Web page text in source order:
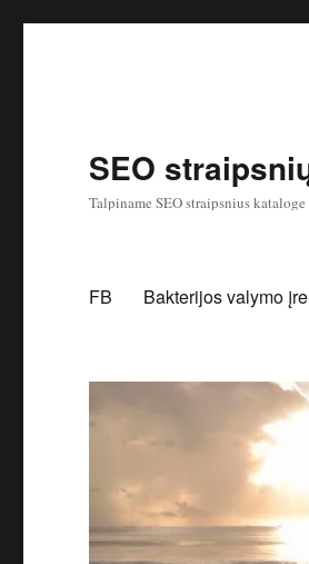
SEO
Talpiname SEO straipsnius
FB Bakterijos valymo